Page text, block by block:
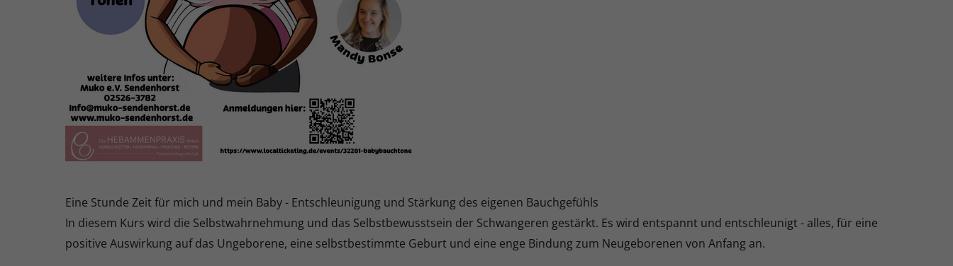
Eine Stunde Zeit für mich und mein Baby - Entschleunigung und Stärkung des eigenen Bauchgefühls
In diesem Kurs wird die Selbstwahrnehmung und das Selbstbewusstsein der Schwangeren gestärkt. Es wird entspannt und entschleunigt - alles, für eine
positive Auswirkung auf das Ungeborene, eine selbstbestimmte Geburt und eine enge Bindung zum Neugeborenen von Anfang an.